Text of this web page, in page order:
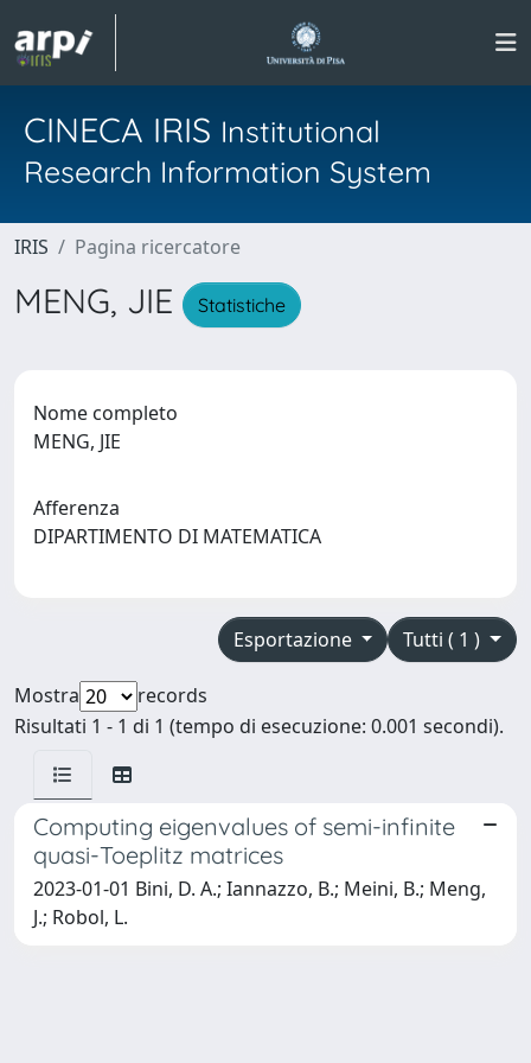
CINECA IRIS Institutional
Research Information System
IRIS Pagina ricercatore
MENG, JIE Statistiche
Nome completo
MENG, JIE
Afferenza
DIPARTIMENTO DI MATEMATICA
Tutti ( 1 )
Esportazione
Mostra
records
Risultati 1 - 1 di 1 (tempo di esecuzione: 0.001 secondi).
Computing eigenvalues of semi-infinite
quasi-Toeplitz matrices
2023-01-01 Bini, D. A.; Iannazzo, B.; Meini, B.; Meng,
J.; Robol, L.